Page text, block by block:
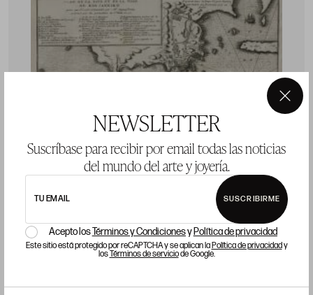
NEWSLETTER
Suscríbase para recibir por email todas las noticias
del mundo del arte y joyería.
TU EMAIL SUSCRIBIRME
Acepto losTérminos y Condicionesy Política de privacidad
Este sitio está protegido por reCAPTCHA y se aplican laPolítica de privacidady
losTérminos de serviciode Google.
×
CHARLES SEVIN DE QUINCY
Meaux, Francia / París, Francia (c.1660 - 1738)